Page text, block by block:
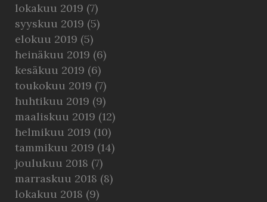
lokakuu 2019 (7)
syyskuu 2019 (5)
elokuu 2019 (5)
heinäkuu 2019 (6)
kesäkuu 2019 (6)
toukokuu 2019 (7)
huhtikuu 2019 (9)
maaliskuu 2019 (12)
helmikuu 2019 (10)
tammikuu 2019 (14)
joulukuu 2018 (7)
marraskuu 2018 (8)
lokakuu 2018 (9)